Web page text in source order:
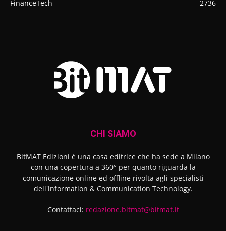
FinanceTech
2736
CHI SIAMO
BitMAT Edizioni è una casa editrice che ha sede a Milano
con una copertura a 360° per quanto riguarda la
comunicazione online ed offline rivolta agli specialisti
dell'lnformation & Communication Technology.
Contattaci: redazione.bitmat@bitmat.it